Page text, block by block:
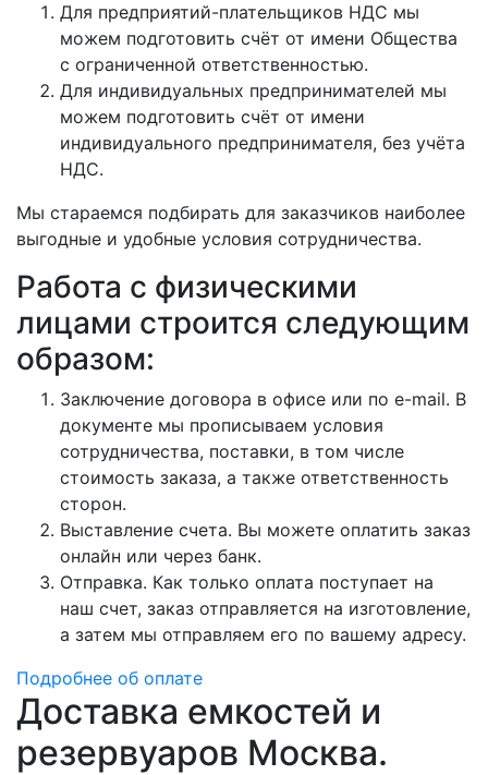
Для предприятий-плательщиков НДС мы
можем подготовить счёт от имени Общества
с ограниченной ответственностью.
Для индивидуальных предпринимателей мы
можем подготовить счёт от имени
индивидуального предпринимателя, без учёта
НДС.
Мы стараемся подбирать для заказчиков наиболее
выгодные и удобные условия сотрудничества.
Работа с физическими
лицами строится следующим
образом:
Заключение договора в офисе или по e-mail. В
документе мы прописываем условия
сотрудничества, поставки, в том числе
стоимость заказа, а также ответственность
сторон.
Выставление счета. Вы можете оплатить заказ
онлайн или через банк.
Отправка. Как только оплата поступает на
наш счет, заказ отправляется на изготовление,
а затем мы отправляем его по вашему адресу.
Подробнее об оплате
Доставка емкостей и
резервуаров Москва.